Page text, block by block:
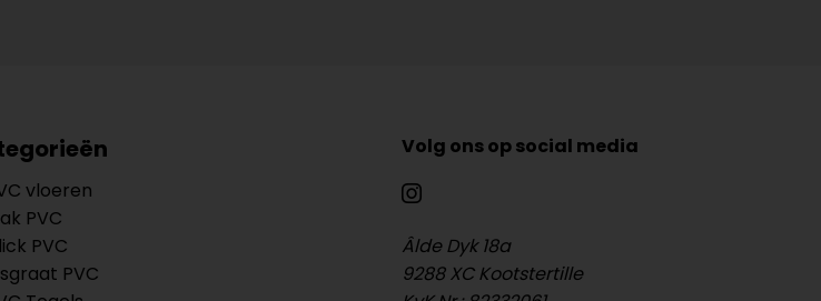
vloeren
PVC
PVC
PVC
Volg ons op social media
Âlde Dyk 18a
9288 XC Kootstertille